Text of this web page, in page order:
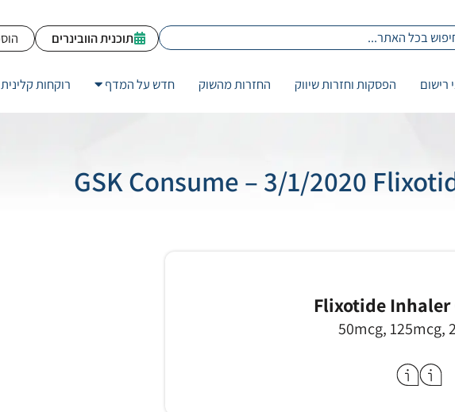
תוכנית הוובינרים
רישום הפסקות וחזרות שיווק החזרות מהשוק חדש על המדף רוקחות קלינית
GSK Consume – 3/1/2020
Flixotide Inhaler
50mcg, 125mcg,